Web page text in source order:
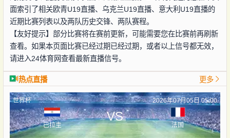
面索引了相关欧青U19直播、乌克兰U19直播、意大利U19直播的
近期比赛列表以及两队历史交锋、两队赛程。
【友好提示】部分比赛将在赛前更新，可能需要您在比赛前再刷新
查看。如果本页面比赛已经过期已经过期，或者以上信号都无效，
请进入24体育网查看最新直播信号。
热点直播 更多
世界杯 2026年07月05日 05:00
巴拉圭
VS
法国